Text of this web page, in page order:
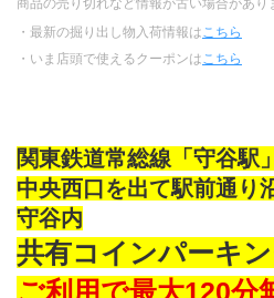
・最新の掘り出し物入荷情報は こちら
・いま店頭で使えるクーポンは こちら
関東鉄道常総線「守谷駅
中央西口を出て駅前通り
守谷内
共有コインパーキ
ご利用で最大120分